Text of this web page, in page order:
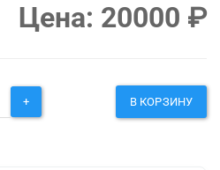
Цена: 20000 ₽
+ В КОРЗИНУ